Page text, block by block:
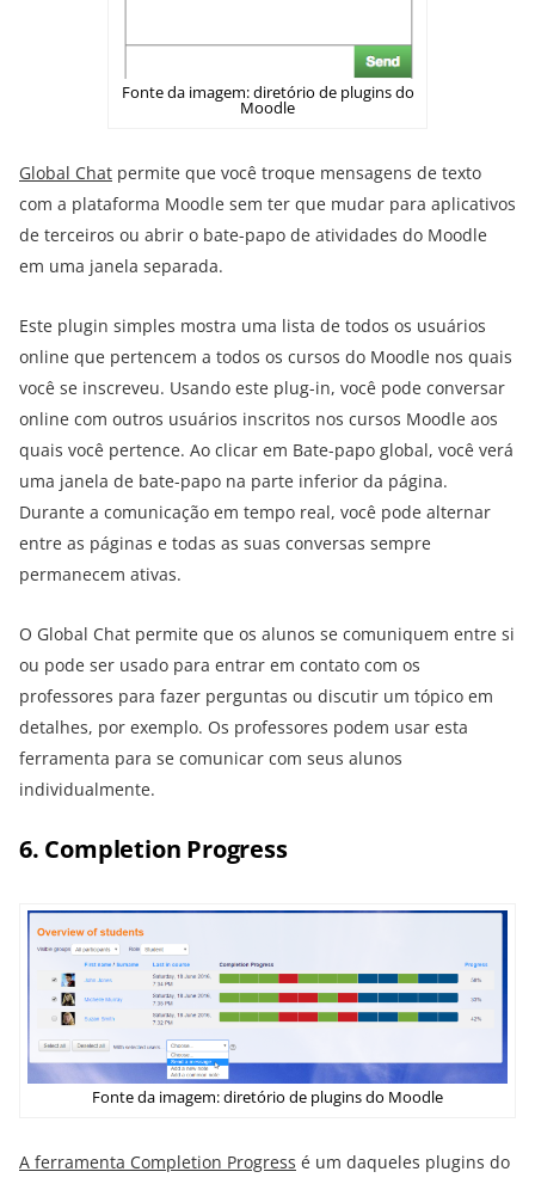
Fonte da imagem: diretório de plugins do
Moodle
Global Chat permite que você troque mensagens de texto
com a plataforma Moodle sem ter que mudar para aplicativos
de terceiros ou abrir o bate-papo de atividades do Moodle
em uma janela separada.
Este plugin simples mostra uma lista de todos os usuários
online que pertencem a todos os cursos do Moodle nos quais
você se inscreveu. Usando este plug-in, você pode conversar
online com outros usuários inscritos nos cursos Moodle aos
quais você pertence. Ao clicar em Bate-papo global, você verá
uma janela de bate-papo na parte inferior da página.
Durante a comunicação em tempo real, você pode alternar
entre as páginas e todas as suas conversas sempre
permanecem ativas.
O Global Chat permite que os alunos se comuniquem entre si
ou pode ser usado para entrar em contato com os
professores para fazer perguntas ou discutir um tópico em
detalhes, por exemplo. Os professores podem usar esta
ferramenta para se comunicar com seus alunos
individualmente.
6. Completion Progress
Fonte da imagem: diretório de plugins do Moodle
A ferramenta Completion Progress é um daqueles plugins do